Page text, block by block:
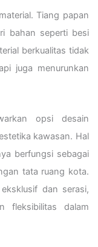
Tiang papan
bahan seperti besi
berkualitas tidak
juga menurunkan
opsi desain
kawasan. Hal
berfungsi sebagai
tata ruang kota.
dan serasi,
fleksibilitas dalam